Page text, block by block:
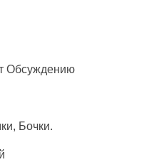
Обсуждению
Бочки.